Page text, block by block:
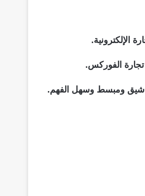
الإلكترونية.
الفوركس.
شيق ومبسط وسهل الفهم.